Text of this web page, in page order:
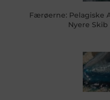
Færøerne: Pelagiske
Nyere